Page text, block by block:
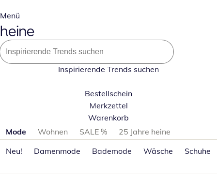
Menü
Inspirierende Trends suchen
Bestellschein
Merkzettel
Warenkorb
Produktkategorien überspringen
Mode Wohnen SALE %
25 Jahre heine
Neu!
Damenmode Bademode Wäsche Schuhe